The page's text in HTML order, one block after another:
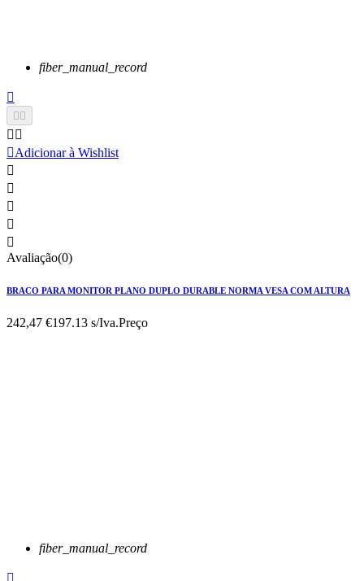
fiber_manual_record

 
 
Adicionar à Wishlist





Avaliação(0)
BRACO PARA MONITOR PLANO DUPLO DURABLE NORMA VESA COM ALTURA
242,47 €197.13 s/Iva.Preço
fiber_manual_record